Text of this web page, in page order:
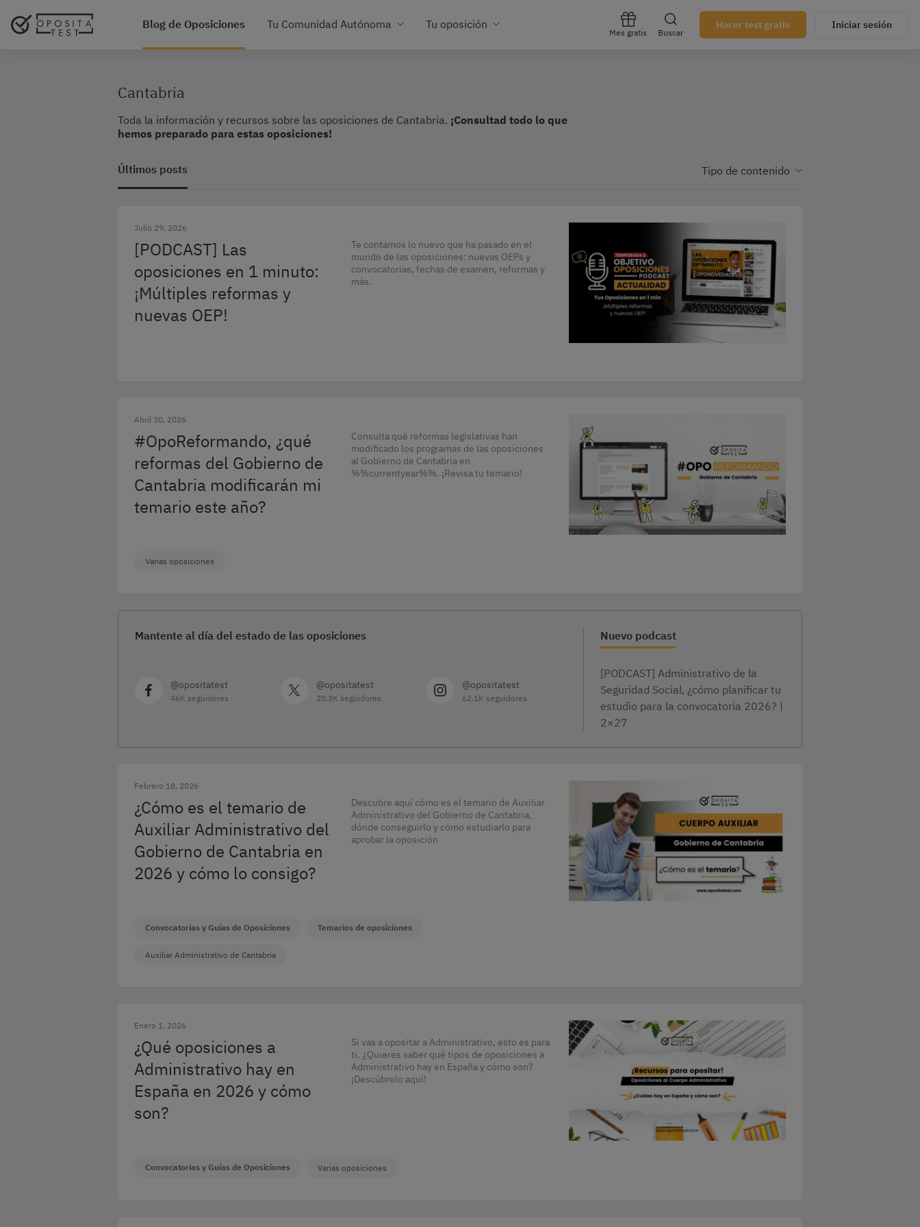
Blog de Oposiciones Tu Comunidad Autónoma Tu oposición
Mes gratis Buscar
Hacer test gratis Iniciar sesión
Cantabria
Toda la información y recursos sobre las oposiciones de Cantabria. ¡Consultad todo lo que
hemos preparado para estas oposiciones!
Últimos posts Tipo de contenido
Julio 29, 2026
[PODCAST] Las
oposiciones en 1 minuto:
¡Múltiples reformas y
nuevas OEP!
Te contamos lo nuevo que ha pasado en el
mundo de las oposiciones: nuevas OEPs y
convocatorias, fechas de examen, reformas y
más.
Abril 30, 2026
#OpoReformando, ¿qué
reformas del Gobierno de
Cantabria modificarán mi
temario este año?
Consulta qué reformas legislativas han
modificado los programas de las oposiciones
al Gobierno de Cantabria en
%%currentyear%%. ¡Revisa tu temario!
Varias oposiciones
Mantente al día del estado de las oposiciones
@opositatest
46K seguidores
@opositatest
20.3K seguidores
@opositatest
62.1K seguidores
Nuevo podcast
[PODCAST] Administrativo de la
Seguridad Social, ¿cómo planificar tu
estudio para la convocatoria 2026? |
2×27
Febrero 18, 2026
¿Cómo es el temario de
Auxiliar Administrativo del
Gobierno de Cantabria en
2026 y cómo lo consigo?
Descubre aquí cómo es el temario de Auxiliar
Administrativo del Gobierno de Cantabria,
dónde conseguirlo y cómo estudiarlo para
aprobar la oposición
Convocatorias y Guías de Oposiciones Temarios de oposiciones
Auxiliar Administrativo de Cantabria
Enero 1, 2026
¿Qué oposiciones a
Administrativo hay en
España en 2026 y cómo
son?
Si vas a opositar a Administrativo, esto es para
ti. ¿Quieres saber qué tipos de oposiciones a
Administrativo hay en España y cómo son?
¡Descúbrelo aquí!
Convocatorias y Guías de Oposiciones Varias oposiciones